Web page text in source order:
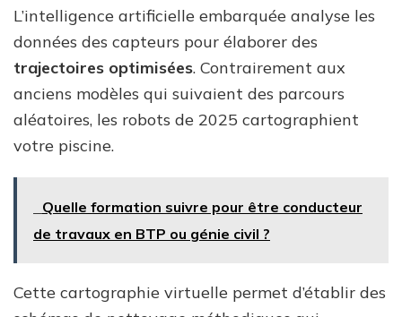
L’intelligence artificielle embarquée analyse les
données des capteurs pour élaborer des
trajectoires optimisées. Contrairement aux
anciens modèles qui suivaient des parcours
aléatoires, les robots de 2025 cartographient
votre piscine.
Quelle formation suivre pour être conducteur
de travaux en BTP ou génie civil ?
Cette cartographie virtuelle permet d’établir des